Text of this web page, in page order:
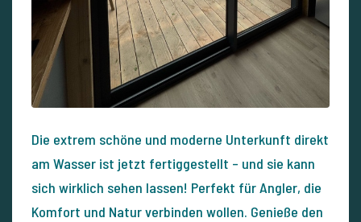
Die extrem schöne und moderne Unterkunft direkt
am Wasser ist jetzt fertiggestellt – und sie kann
sich wirklich sehen lassen! Perfekt für Angler, die
Komfort und Natur verbinden wollen. Genieße den